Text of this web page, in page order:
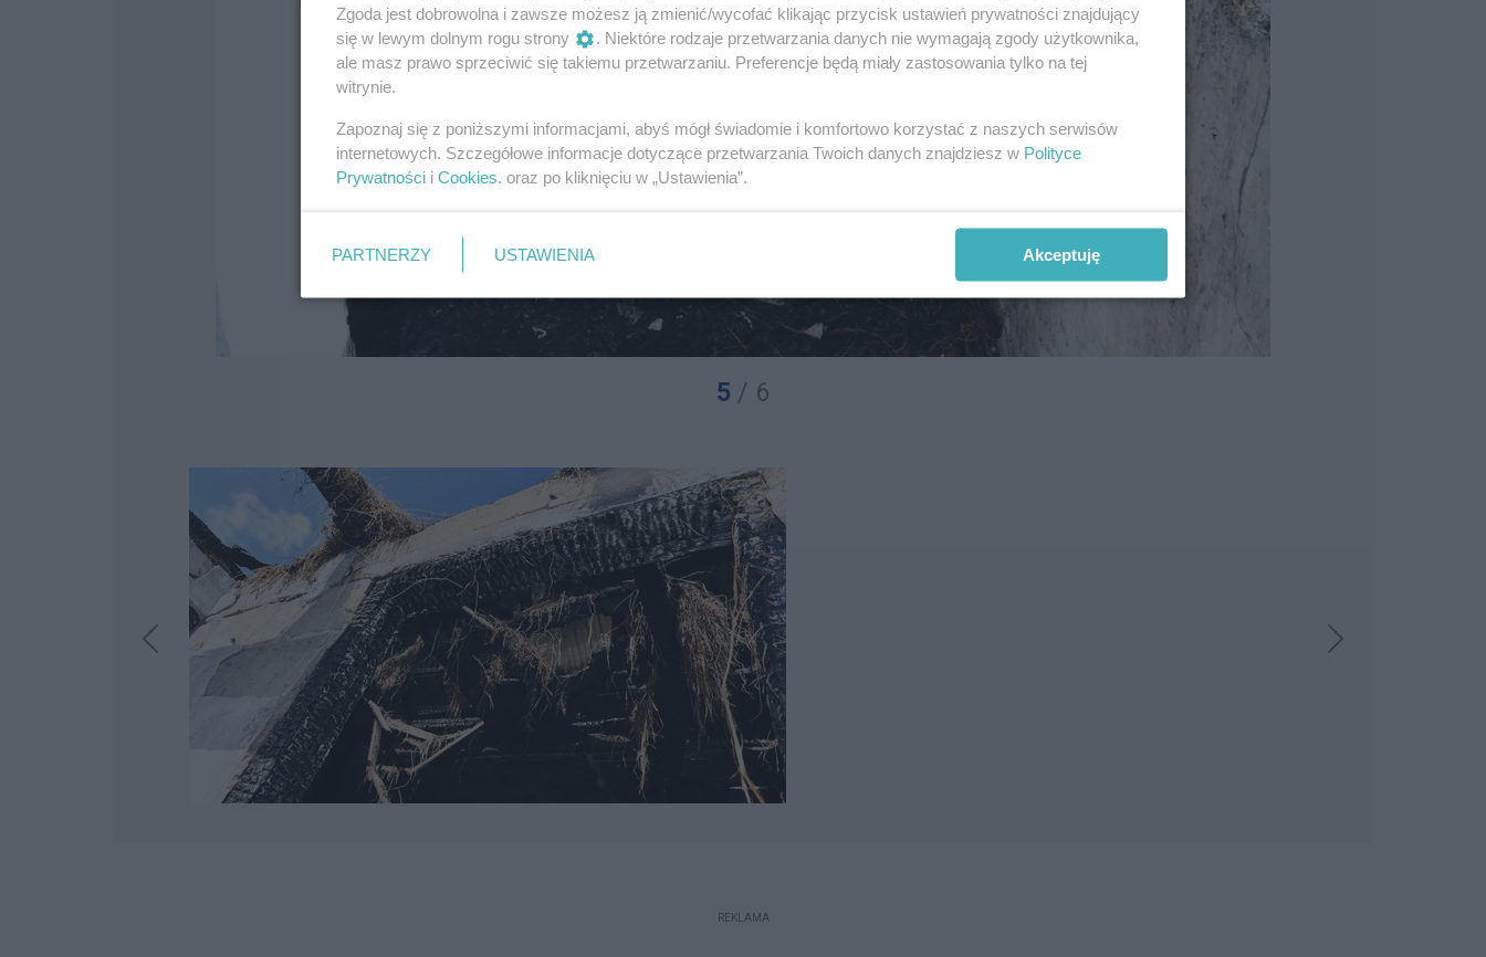
5 / 6
REKLAMA
Zgoda jest dobrowolna i zawsze możesz ją zmienić/wycofać klikając przycisk ustawień prywatności znajdujący
się w lewym dolnym rogu strony
. Niektóre rodzaje przetwarzania danych nie wymagają zgody użytkownika,
ale masz prawo sprzeciwić się takiemu przetwarzaniu. Preferencje będą miały zastosowania tylko na tej
witrynie.
Zapoznaj się z poniższymi informacjami, abyś mógł świadomie i komfortowo korzystać z naszych serwisów
internetowych. Szczegółowe informacje dotyczące przetwarzania Twoich danych znajdziesz w Polityce
Prywatności i Cookies . oraz po kliknięciu w „Ustawienia”.
PARTNERZY USTAWIENIA Akceptuję